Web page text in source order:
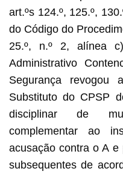
art.ºs 124.º, 125.º,
do Código do
25.º, n.º 2, alínea
Administrativo
Segurança revogou
Substituto do
disciplinar de
complementar ao
acusação contra o A
subsequentes de